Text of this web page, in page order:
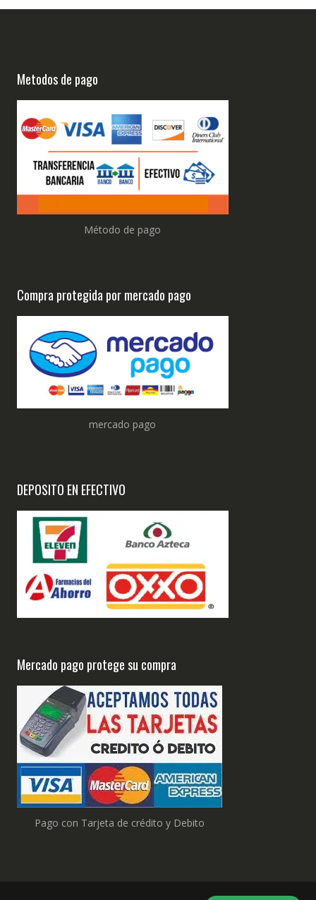
Metodos de pago
Método de pago
Compra protegida por mercado pago
mercado pago
DEPOSITO EN EFECTIVO
Mercado pago protege su compra
Pago con Tarjeta de crédito y Debito